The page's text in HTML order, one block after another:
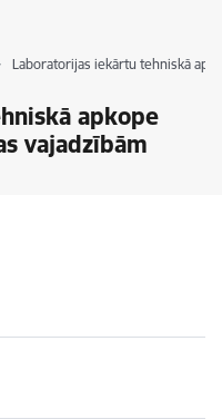
Laboratorijas iekārtu tehniskā
apkope
vajadzībām